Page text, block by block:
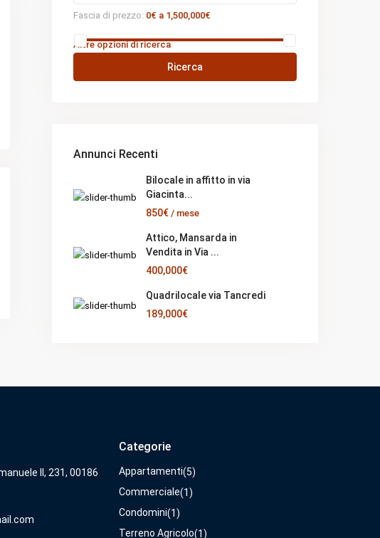
Fascia di prezzo: 0€ a 1,500,000€
Altre opzioni di ricerca
Ricerca
Annunci Recenti
Bilocale in affitto in via
Giacinta...
850€ / mese
Attico, Mansarda in
Vendita in Via ...
400,000€
Quadrilocale via Tancredi
189,000€
II, 231, 00186
Categorie
Appartamenti(5)
Commerciale(1)
Condomini(1)
Terreno Agricolo(1)